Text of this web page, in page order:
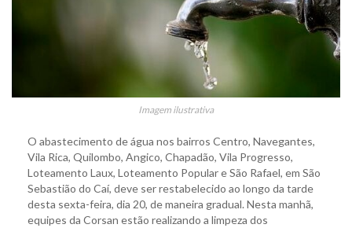
Imagem ilustrativa
O abastecimento de água nos bairros Centro, Navegantes,
Vila Rica, Quilombo, Angico, Chapadão, Vila Progresso,
Loteamento Laux, Loteamento Popular e São Rafael, em São
Sebastião do Caí, deve ser restabelecido ao longo da tarde
desta sexta-feira, dia 20, de maneira gradual. Nesta manhã,
equipes da Corsan estão realizando a limpeza dos